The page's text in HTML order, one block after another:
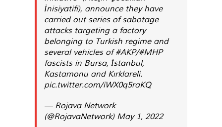
İnisiyatifi), announce they have
carried out series of sabotage
attacks targeting a factory
belonging to Turkish regime and
several vehicles of#AKP/#MHP
fascists in Bursa, İstanbul,
Kastamonu and Kırklareli.
pic.twitter.com/iWX0q5raKQ
— Rojava Network
(@RojavaNetwork) May 1, 2022